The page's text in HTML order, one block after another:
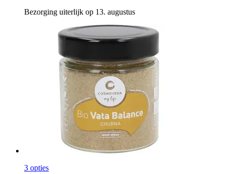
Bezorging uiterlijk op 13. augustus
3 opties